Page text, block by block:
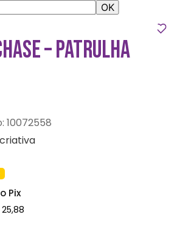
OK
INFANTIL
– PATRULHA
: 10072558
Pix
25,88